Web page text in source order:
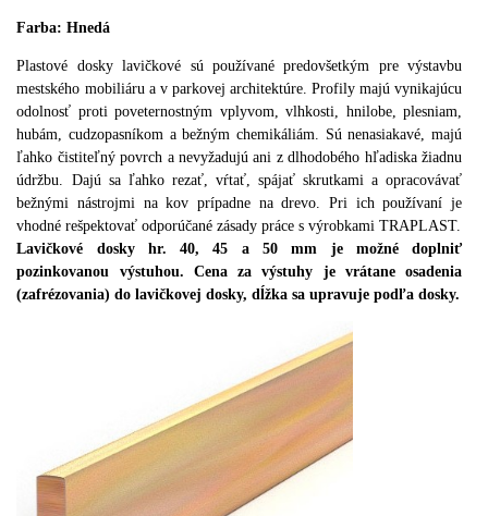
Farba: Hnedá
Plastové dosky lavičkové sú používané predovšetkým pre výstavbu
mestského mobiliáru a v parkovej architektúre. Profily majú vynikajúcu
odolnosť proti poveternostným vplyvom, vlhkosti, hnilobe, plesniam,
hubám, cudzopasníkom a bežným chemikáliám. Sú nenasiakavé, majú
ľahko čistiteľný povrch a nevyžadujú ani z dlhodobého hľadiska žiadnu
údržbu. Dajú sa ľahko rezať, vŕtať, spájať skrutkami a opracovávať
bežnými nástrojmi na kov prípadne na drevo. Pri ich používaní je
vhodné rešpektovať odporúčané zásady práce s výrobkami TRAPLAST.
Lavičkové dosky hr. 40, 45 a 50 mm je možné doplniť
pozinkovanou výstuhou. Cena za výstuhy je vrátane osadenia
(zafrézovania) do lavičkovej dosky, dĺžka sa upravuje podľa dosky.